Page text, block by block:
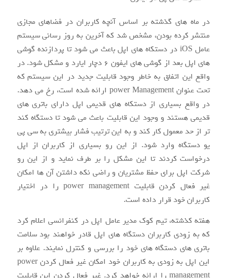
در ماه های گذشته بر اساس آنچه کاربران در فضاهای مجازی
منتشر کرده بودن، مشخص شد که آخرین به روز رسانی سیستم
عامل iOS در دستکاه های اپل باعث می شود تا پردازنده گوشی
های اپل بعد از گوشی های ایفون ۶ دچار ایارد و مشکل شود. در
واقع این اتفاق به خاطر وجود قابلیت جدید در این سیستم که
تحت عنوان power Management ارائه شده است، رخ می دهد.
در واقع بسیاری از دستکاه های قدیمی اپل دارای باتری های
قدیمی هستند و وجود این قابلیت باعث می شود تا دستگاه کند
تر از حد معمول کار کند و به این ترتیب فشار بیشتری به سی پی
یو دستگاه وارد شود. از این رو بسیاری از کاربران از اپل
درخواست کردند تا این مشکل را بر طرف نماید و از این رو
شرکت اپل برای حفظ مشتریان و راضی نکه داشتن آن ها امکان
غیر فعال کردن قابلیت power management را در اختیار
کاربران خود قرار داده است.
هفته کذشته، تیم کوک مدیر عامل اپل در کنفرانسی اعلام کرد
که به زودی کاربران دستگاه های اپل قادر خواهند بود سلامت
باتری های دستگاه های خود را بررسی و کنترل نمایند. علاوه بر
این اپل به زودی به کاربران خود امکان غیر فعال کردن power
management را ارائه خواهد کرد. غیر فعال کردن این قابلیت